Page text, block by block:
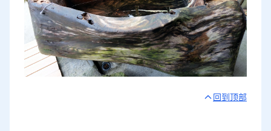
回到顶部